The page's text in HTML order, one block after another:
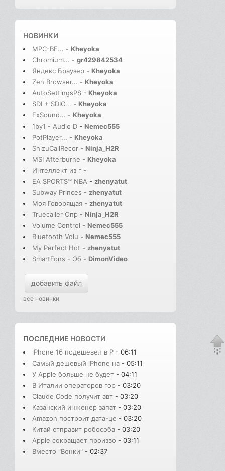
НОВИНКИ
MPC-BE... - Kheyoka
Chromium... - gr429842534
Яндекс Браузер - Kheyoka
Zen Browser... - Kheyoka
AutoSettingsPS - Kheyoka
SDI + SDIO... - Kheyoka
FxSound... - Kheyoka
1by1 - Audio D - Nemec555
PotPlayer... - Kheyoka
ShizuCallRecor - Ninja_H2R
MSI Afterburne - Kheyoka
Интеллект из г -
EA SPORTS™ NBA - zhenyatut
Subway Princes - zhenyatut
Моя Говорящая - zhenyatut
Truecaller Опр - Ninja_H2R
Volume Control - Nemec555
Bluetooth Volu - Nemec555
My Perfect Hot - zhenyatut
SmartFons - Об - DimonVideo
добавить файл
все новинки
ПОСЛЕДНИЕ НОВОСТИ
iPhone 16 подешевел в Р - 06:11
Самый дешевый iPhone на - 05:11
У Apple больше не будет - 04:11
В Италии операторов гор - 03:20
Claude Code получит авт - 03:20
Казанский инженер запат - 03:20
Amazon построит дата-це - 03:20
Китай отправит робособа - 03:20
Apple сокращает произво - 03:11
Вместо "Вонки" - 02:37